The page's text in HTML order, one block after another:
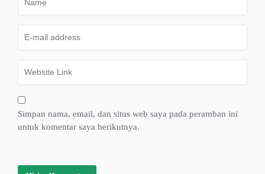
Simpan nama, email, dan situs web saya pada peramban ini
untuk komentar saya berikutnya.